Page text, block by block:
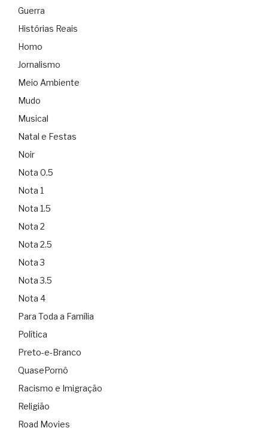
Guerra
Histórias Reais
Homo
Jornalismo
Meio Ambiente
Mudo
Musical
Natal e Festas
Noir
Nota 0.5
Nota 1
Nota 1.5
Nota 2
Nota 2.5
Nota 3
Nota 3.5
Nota 4
Para Toda a Família
Política
Preto-e-Branco
QuasePornô
Racismo e Imigração
Religião
Road Movies